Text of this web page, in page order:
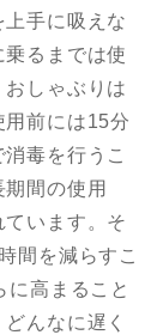
手に吸えな
るまでは使
しゃぶりは
前には15分
毒を行うこ
間の使用
います。そ
間を減らすこ
に高まること
んなに遅く